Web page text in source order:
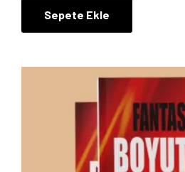
Sepete Ekle